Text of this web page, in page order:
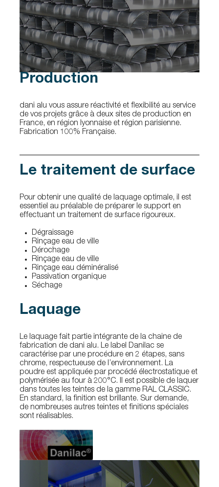
Production
dani alu vous assure réactivité et flexibilité au service
de vos projets grâce à deux sites de production en
France, en région lyonnaise et région parisienne.
Fabrication 100% Française.
Le traitement de surface
Pour obtenir une qualité de laquage optimale, il est
essentiel au préalable de préparer le support en
effectuant un traitement de surface rigoureux.
Dégraissage
Rinçage eau de ville
Dérochage
Rinçage eau de ville
Rinçage eau déminéralisé
Passivation organique
Séchage
Laquage
Le laquage fait partie intégrante de la chaine de
fabrication de dani alu. Le label Danilac se
caractérise par une procédure en 2 étapes, sans
chrome, respectueuse de l’environnement. La
poudre est appliquée par procédé électrostatique et
polymérisée au four à 200°C. Il est possible de laquer
dans toutes les teintes de la gamme RAL CLASSIC.
En standard, la finition est brillante. Sur demande,
de nombreuses autres teintes et finitions spéciales
sont réalisables.